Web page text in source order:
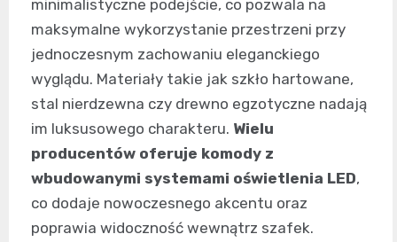
minimalistyczne podejście, co pozwala na
maksymalne wykorzystanie przestrzeni przy
jednoczesnym zachowaniu eleganckiego
wyglądu. Materiały takie jak szkło hartowane,
stal nierdzewna czy drewno egzotyczne nadają
im luksusowego charakteru. Wielu
producentów oferuje komody z
wbudowanymi systemami oświetlenia LED,
co dodaje nowoczesnego akcentu oraz
poprawia widoczność wewnątrz szafek.